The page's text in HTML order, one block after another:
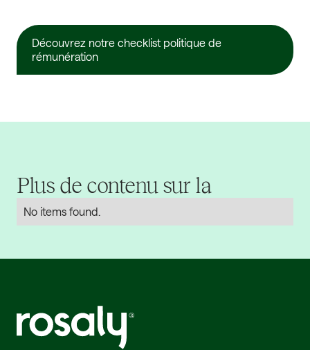
Découvrez notre checklist politique de
rémunération
Plus de contenu sur la
No items found.